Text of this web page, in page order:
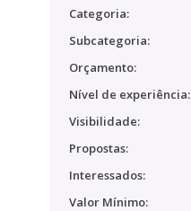
Categoria:
Subcategoria:
Orçamento:
Nível de experiência:
Visibilidade:
Propostas:
Interessados:
Valor Mínimo: